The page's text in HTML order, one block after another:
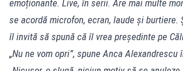
emoționante. Live, în serii. Are mai multe
se acordă microfon, ecran, laude și burtiere.
îl invită să spună că îl vrea președinte pe
„Nu ne vom opri”, spune Anca Alexandrescu